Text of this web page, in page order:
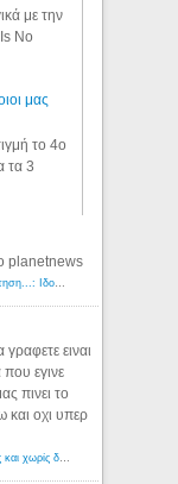
με την
No
μας
το 4ο
τα 3
planetnews
ειναι
εγινε
πινει το
και οχι υπερ